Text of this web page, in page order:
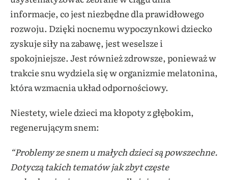
informacje, co jest niezbędne dla prawidłowego
rozwoju. Dzięki nocnemu wypoczynkowi dziecko
zyskuje siły na zabawę, jest weselsze i
spokojniejsze. Jest również zdrowsze, ponieważ w
trakcie snu wydziela się w organizmie melatonina,
która wzmacnia układ odpornościowy.
Niestety, wiele dzieci ma kłopoty z głębokim,
regenerującym snem:
“Problemy ze snem u małych dzieci są powszechne.
Dotyczą takich tematów jak zbyt częste